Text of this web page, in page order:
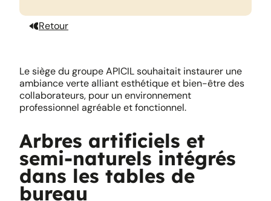
Retour
Le siège du groupe APICIL souhaitait instaurer une
ambiance verte alliant esthétique et bien-être des
collaborateurs, pour un environnement
professionnel agréable et fonctionnel.
Arbres artificiels et
semi-naturels intégrés
dans les tables de
bureau